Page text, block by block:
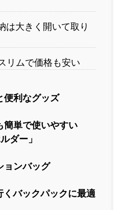
は大きく開いて取り
リムで価格も安い
便利なグッズ
簡単で使いやすい
ダー」
ョンバッグ
くバックパックに最適